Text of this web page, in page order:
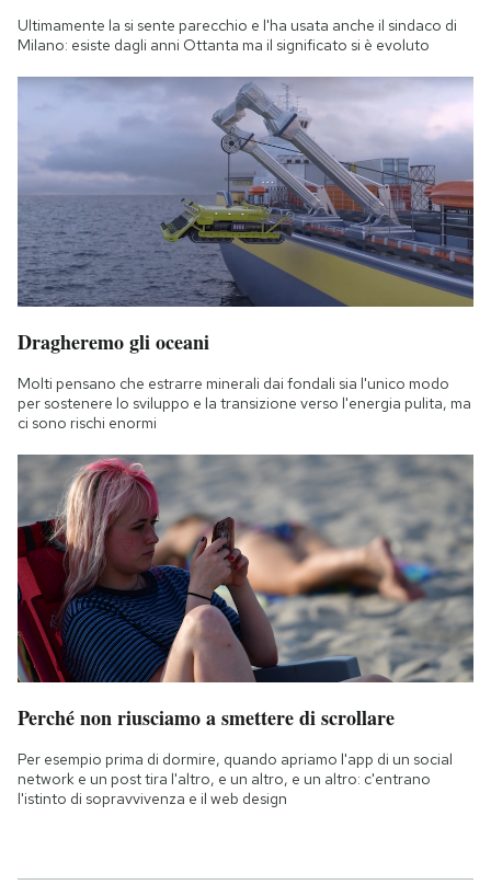
Ultimamente la si sente parecchio e l'ha usata anche il sindaco di
Milano: esiste dagli anni Ottanta ma il significato si è evoluto
Dragheremo gli oceani
Molti pensano che estrarre minerali dai fondali sia l'unico modo
per sostenere lo sviluppo e la transizione verso l'energia pulita, ma
ci sono rischi enormi
Perché non riusciamo a smettere di scrollare
Per esempio prima di dormire, quando apriamo l'app di un social
network e un post tira l'altro, e un altro, e un altro: c'entrano
l'istinto di sopravvivenza e il web design